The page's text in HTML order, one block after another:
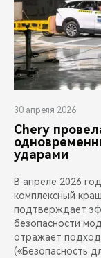
30 апреля 2026
Chery
ударами
В апреле 2026
комплексный
подтверждает
безопасности
отражает подход
(«Безопасность